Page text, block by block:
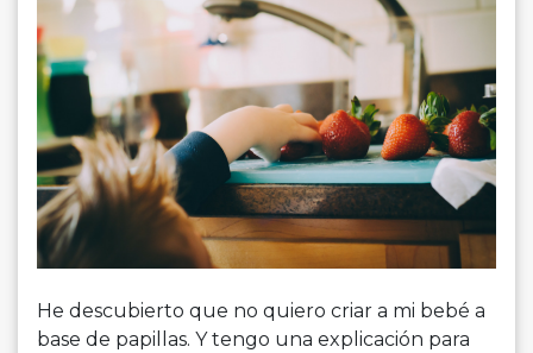
He descubierto que no quiero criar a mi bebé a
base de papillas. Y tengo una explicación para